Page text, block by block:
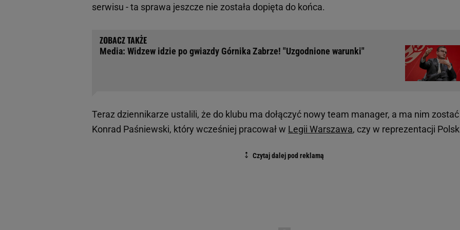
serwisu - ta sprawa jeszcze nie została dopięta do końca.
Media: Widzew idzie po gwiazdy Górnika Zabrze! "Uzgodnione warunki"
Teraz dziennikarze ustalili, że do klubu ma dołączyć nowy team manager, a ma nim zostać
Konrad Paśniewski, który wcześniej pracował w Legii Warszawa, czy w reprezentacji